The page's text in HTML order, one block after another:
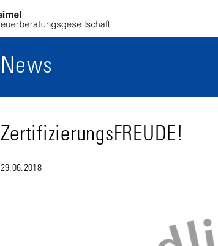
News
ZertifizierungsFREUDE!
29.06.2018